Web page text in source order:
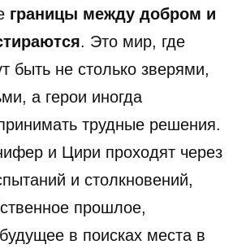
границы между добром и
. Это мир, где
быть не столько зверями,
а герои иногда
трудные решения.
и Цири проходят через
и столкновений,
прошлое,
в поисках места в